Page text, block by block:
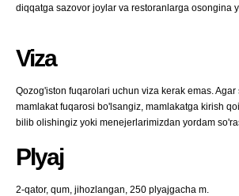
diqqatga sazovor joylar va restoranlarga osongina
Viza
Qozog'iston fuqarolari uchun viza kerak emas. Agar
mamlakat fuqarosi bo'lsangiz, mamlakatga kirish
bilib olishingiz yoki menejerlarimizdan yordam
Plyaj
2-qator, qum, jihozlangan, 250 plyajgacha m.